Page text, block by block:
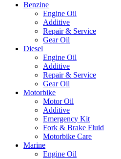
Benzine
Engine Oil
Additive
Repair & Service
Gear Oil
Diesel
Engine Oil
Additive
Repair & Service
Gear Oil
Motorbike
Motor Oil
Additive
Emergency Kit
Fork & Brake Fluid
Motorbike Care
Marine
Engine Oil